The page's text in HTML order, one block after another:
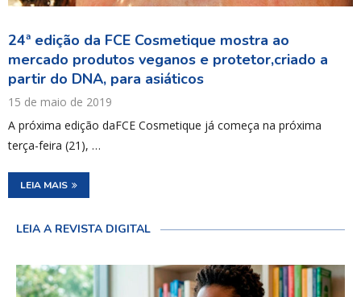
24ª edição da FCE Cosmetique mostra ao
mercado produtos veganos e protetor,criado a
partir do DNA, para asiáticos
15 de maio de 2019
A próxima edição daFCE Cosmetique já começa na próxima
terça-feira (21), …
LEIA MAIS
LEIA A REVISTA DIGITAL